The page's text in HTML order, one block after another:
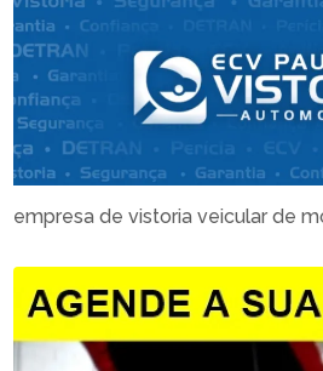
empresa de vistoria veicular de